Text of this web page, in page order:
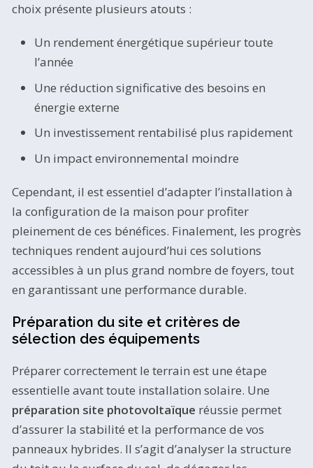
choix présente plusieurs atouts :
Un rendement énergétique supérieur toute
l’année
Une réduction significative des besoins en
énergie externe
Un investissement rentabilisé plus rapidement
Un impact environnemental moindre
Cependant, il est essentiel d’adapter l’installation à
la configuration de la maison pour profiter
pleinement de ces bénéfices. Finalement, les progrès
techniques rendent aujourd’hui ces solutions
accessibles à un plus grand nombre de foyers, tout
en garantissant une performance durable.
Préparation du site et critères de
sélection des équipements
Préparer correctement le terrain est une étape
essentielle avant toute installation solaire. Une
préparation site photovoltaïque réussie permet
d’assurer la stabilité et la performance de vos
panneaux hybrides. Il s’agit d’analyser la structure